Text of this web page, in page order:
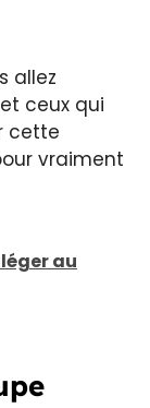
allez
ceux qui
cette
vraiment
au